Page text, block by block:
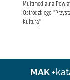
Multimedialna
Ostródzkiego
Kulturą"
MAK +